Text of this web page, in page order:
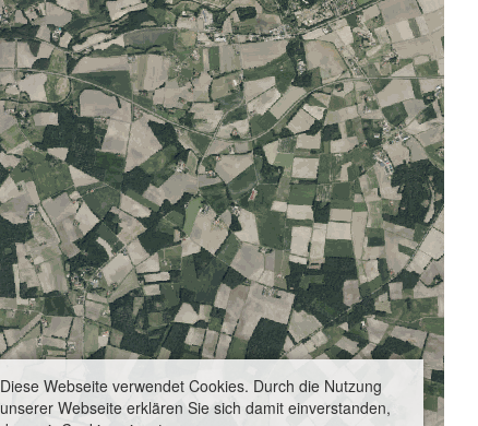
Diese Webseite verwendet Cookies. Durch die Nutzung
unserer Webseite erklären Sie sich damit einverstanden,